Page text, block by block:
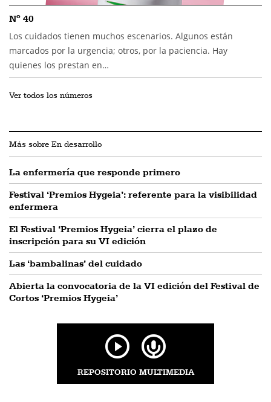
Nº 40
Los cuidados tienen muchos escenarios. Algunos están
marcados por la urgencia; otros, por la paciencia. Hay
quienes los prestan en…
Ver todos los números
Más sobre En desarrollo
La enfermería que responde primero
Festival ‘Premios Hygeia’: referente para la visibilidad
enfermera
El Festival ‘Premios Hygeia’ cierra el plazo de
inscripción para su VI edición
Las ‘bambalinas’ del cuidado
Abierta la convocatoria de la VI edición del Festival de
Cortos ‘Premios Hygeia’
REPOSITORIO MULTIMEDIA